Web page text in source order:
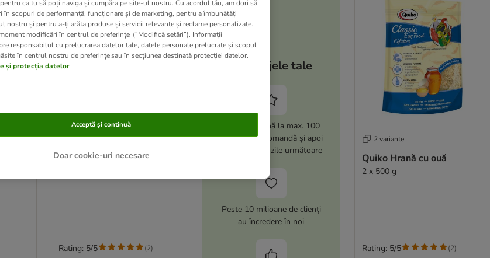
2 variante
Quiko Hrană cu ouă
Rating: 5/5 (2)
Avantajele tale
Ai -15% (până la max. 100
lei) la prima comandă și apoi
-5% la comenzile următoare
Peste 10 milioane de clienți
au încredere în noi
2 variante
Quiko Hrană cu ouă
2 x 500 g
Rating: 5/5 (2)
ca tu să poți naviga și cumpăra pe site-ul nostru. Cu acordul tău, am dori să
în scopuri de performanță, funcționare și de marketing, pentru a îmbunătăți
nostru și pentru a-ți arăta produse și servicii relevante și reclame personalizate.
modificări în centrul de preferințe (“Modifică setări”). Informații
responsabilul cu prelucrarea datelor tale, datele personale prelucrate și scopul
în centrul nostru de preferințe sau în secțiunea destinată protecției datelor.
și protecția datelor
Doar cookie-uri necesare
Acceptă și continuă